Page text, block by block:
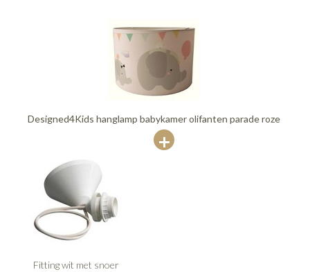
Designed4Kids hanglamp babykamer olifanten parade roze
Fitting wit met snoer